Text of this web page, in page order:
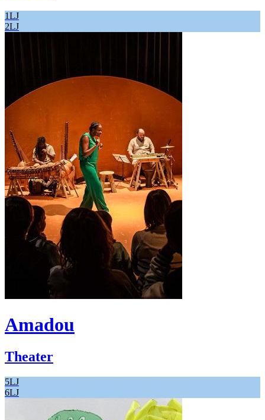
1LJ
2LJ
Amadou
Theater
5LJ
6LJ